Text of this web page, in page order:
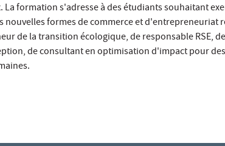
formation s'adresse à des étudiants souhaitant
nouvelles formes de commerce et d'entrepreneuriat
de la transition écologique, de responsable RSE,
de consultant en optimisation d'impact pour